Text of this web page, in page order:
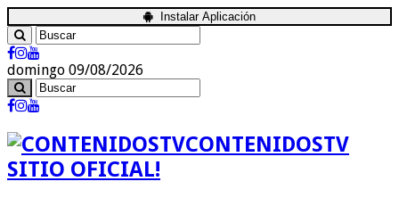
Instalar Aplicación
domingo 09/08/2026
CONTENIDOSTV
SITIO OFICIAL!